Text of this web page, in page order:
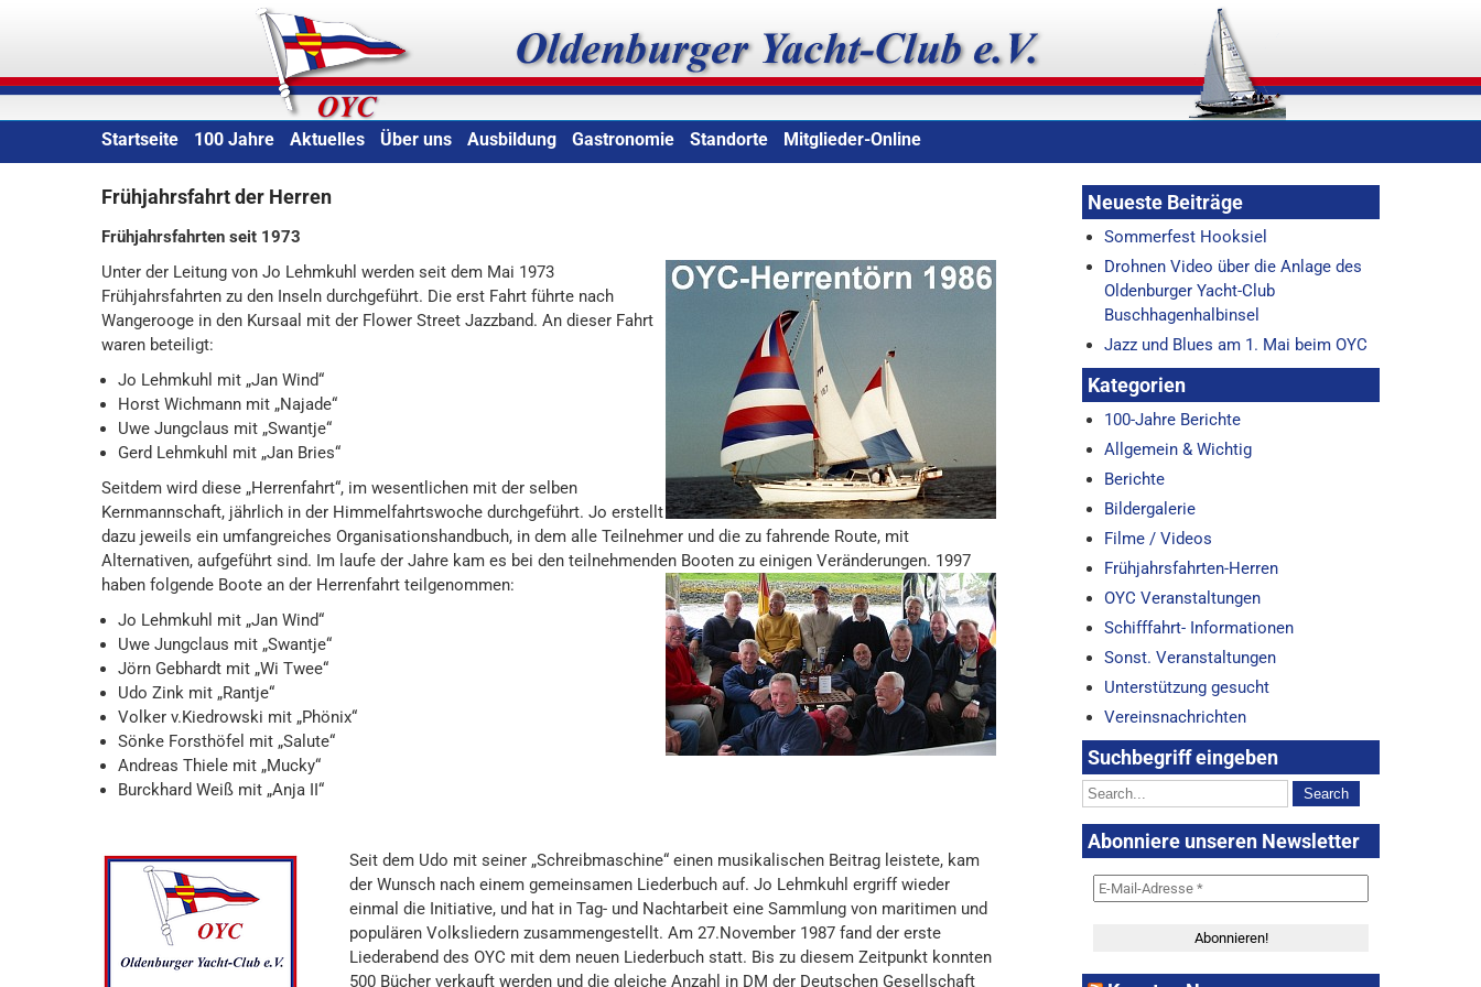
Oldenburger Yacht-Club e.V.
Startseite 100 Jahre Aktuelles Über uns Ausbildung Gastronomie Standorte Mitglieder-Online
Frühjahrsfahrt der Herren
Frühjahrsfahrten seit 1973
Unter der Leitung von Jo Lehmkuhl werden seit dem Mai 1973
Frühjahrsfahrten zu den Inseln durchgeführt. Die erst Fahrt führte nach
Wangerooge in den Kursaal mit der Flower Street Jazzband. An dieser Fahrt
waren beteiligt:
Jo Lehmkuhl mit „Jan Wind“
Horst Wichmann mit „Najade“
Uwe Jungclaus mit „Swantje“
Gerd Lehmkuhl mit „Jan Bries“
Seitdem wird diese „Herrenfahrt“, im wesentlichen mit der selben
Kernmannschaft, jährlich in der Himmelfahrtswoche durchgeführt. Jo erstellt
dazu jeweils ein umfangreiches Organisationshandbuch, in dem alle Teilnehmer und die zu fahrende Route, mit
Alternativen, aufgeführt sind. Im laufe der Jahre kam es bei den teilnehmenden Booten zu einigen Veränderungen. 1997
haben folgende Boote an der Herrenfahrt teilgenommen:
Jo Lehmkuhl mit „Jan Wind“
Uwe Jungclaus mit „Swantje“
Jörn Gebhardt mit „Wi Twee“
Udo Zink mit „Rantje“
Volker v.Kiedrowski mit „Phönix“
Sönke Forsthöfel mit „Salute“
Andreas Thiele mit „Mucky“
Burckhard Weiß mit „Anja II“
Seit dem Udo mit seiner „Schreibmaschine“ einen musikalischen Beitrag leistete, kam
der Wunsch nach einem gemeinsamen Liederbuch auf. Jo Lehmkuhl ergriff wieder
einmal die Initiative, und hat in Tag- und Nachtarbeit eine Sammlung von maritimen und
populären Volksliedern zusammengestellt. Am 27.November 1987 fand der erste
Liederabend des OYC mit dem neuen Liederbuch statt. Bis zu diesem Zeitpunkt konnten
500 Bücher verkauft werden und die gleiche Anzahl in DM der Deutschen Gesellschaft
Neueste Beiträge
Sommerfest Hooksiel
Drohnen Video über die Anlage des
Oldenburger Yacht-Club
Buschhagenhalbinsel
Jazz und Blues am 1. Mai beim OYC
Kategorien
100-Jahre Berichte
Allgemein & Wichtig
Berichte
Bildergalerie
Filme / Videos
Frühjahrsfahrten-Herren
OYC Veranstaltungen
Schifffahrt- Informationen
Sonst. Veranstaltungen
Unterstützung gesucht
Vereinsnachrichten
Suchbegriff eingeben
Abonniere unseren Newsletter